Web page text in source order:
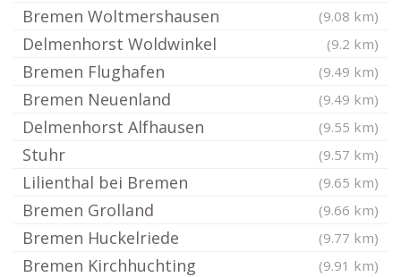
Bremen Woltmershausen (9.08 km)
Delmenhorst Woldwinkel (9.2 km)
Bremen Flughafen (9.49 km)
Bremen Neuenland (9.49 km)
Delmenhorst Alfhausen (9.55 km)
Stuhr (9.57 km)
Lilienthal bei Bremen (9.65 km)
Bremen Grolland (9.66 km)
Bremen Huckelriede (9.77 km)
Bremen Kirchhuchting (9.91 km)